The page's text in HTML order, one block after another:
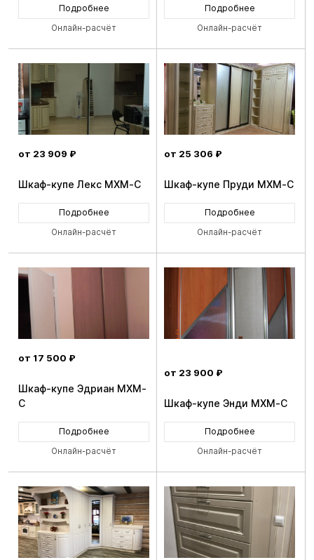
Подробнее
Онлайн-расчёт
Подробнее
Онлайн-расчёт
от 23 909 ₽
Шкаф-купе Лекс MXM-C
Подробнее
Онлайн-расчёт
от 25 306 ₽
Шкаф-купе Пруди MXM-C
Подробнее
Онлайн-расчёт
от 17 500 ₽
Шкаф-купе Эдриан MXM-
C
Подробнее
Онлайн-расчёт
от 23 900 ₽
Шкаф-купе Энди MXM-C
Подробнее
Онлайн-расчёт